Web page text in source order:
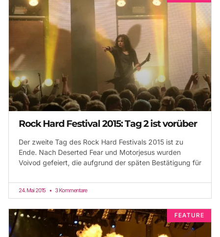
Rock Hard Festival 2015: Tag 2 ist vorüber
Der zweite Tag des Rock Hard Festivals 2015 ist zu
Ende. Nach Deserted Fear und Motorjesus wurden
Voivod gefeiert, die aufgrund der späten Bestätigung für
24. Mai 2015 3 Kommentare
FEATURE